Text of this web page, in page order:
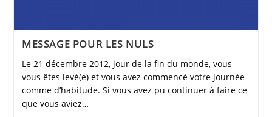
MESSAGE POUR LES NULS
Le 21 décembre 2012, jour de la fin du monde, vous
vous êtes levé(e) et vous avez commencé votre journée
comme d’habitude. Si vous avez pu continuer à faire ce
que vous aviez…